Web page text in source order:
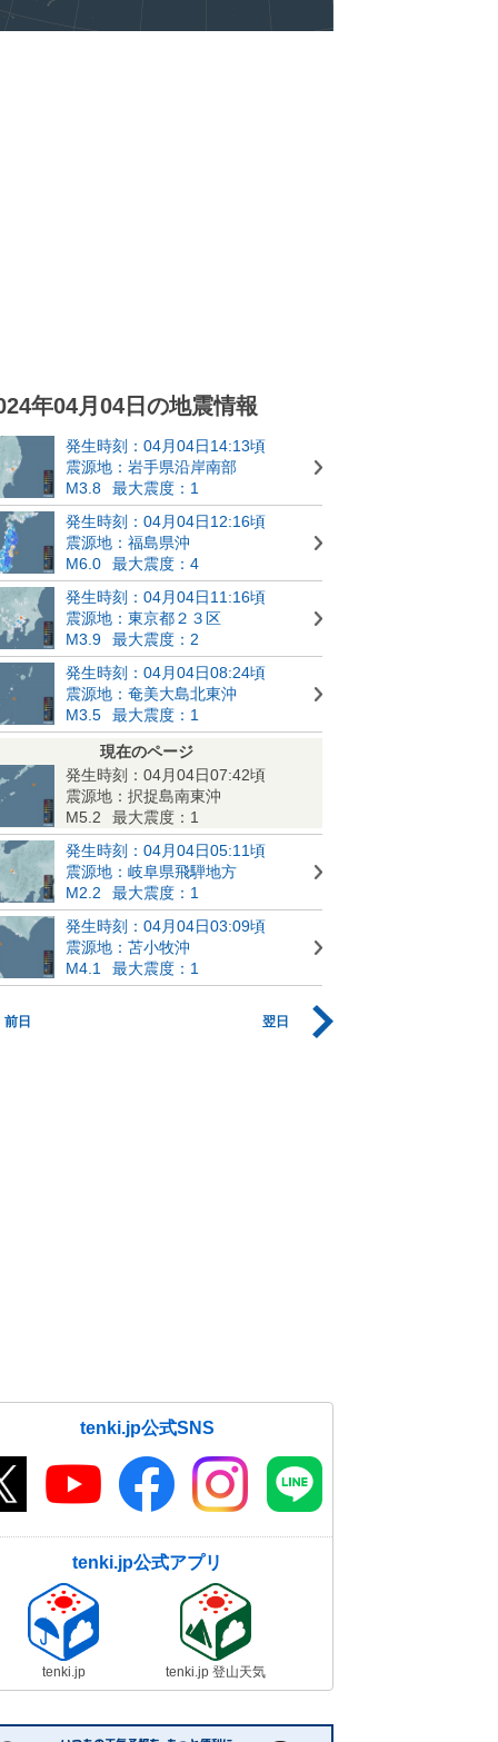
年04月04日の地震情報
発生時刻：04月04日14:13頃
震源地：岩手県沿岸南部
M3.8
最大震度：1
発生時刻：04月04日12:16頃
震源地：福島県沖
M6.0
最大震度：4
発生時刻：04月04日11:16頃
震源地：東京都２３区
M3.9
最大震度：2
発生時刻：04月04日08:24頃
震源地：奄美大島北東沖
M3.5
最大震度：1
現在のページ
発生時刻：04月04日07:42頃
震源地：択捉島南東沖
M5.2
最大震度：1
発生時刻：04月04日05:11頃
震源地：岐阜県飛騨地方
M2.2
最大震度：1
発生時刻：04月04日03:09頃
震源地：苫小牧沖
M4.1
最大震度：1
前日 翌日
tenki.jp公式SNS
tenki.jp公式アプリ
tenki.jp tenki.jp 登山天気